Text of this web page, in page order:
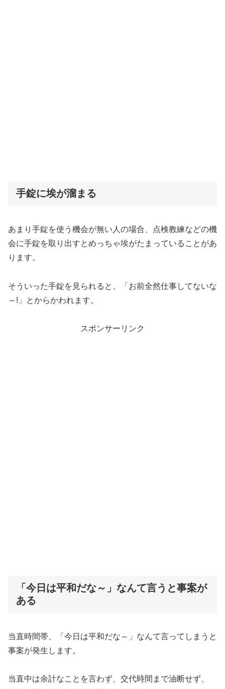
手錠に埃が溜まる
あまり手錠を使う機会が無い人の場合、点検教練などの機
会に手錠を取り出すとめっちゃ埃がたまっていることがあ
ります。
そういった手錠を見られると、「お前全然仕事してないな
～!」とからかわれます。
スポンサーリンク
「今日は平和だな～」なんて言うと事案が
ある
当直時間帯、「今日は平和だな～」なんて言ってしまうと
事案が発生します。
当直中は余計なことを言わず、交代時間まで油断せず、